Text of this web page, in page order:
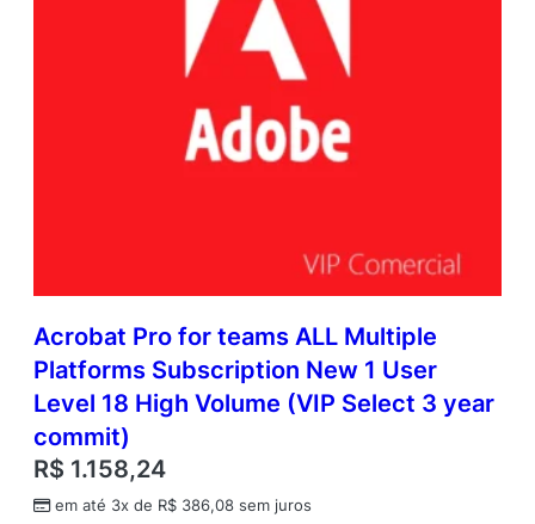
Acrobat Pro for teams ALL Multiple
Platforms Subscription New 1 User
Level 18 High Volume (VIP Select 3 year
commit)
R$ 1.158,24
em até 3x de R$ 386,08 sem juros